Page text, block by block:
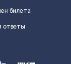
билета
ответы